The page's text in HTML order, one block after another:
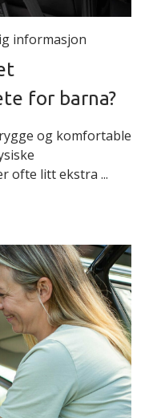
informasjon
for barna?
og komfortable
ofte litt ekstra ...